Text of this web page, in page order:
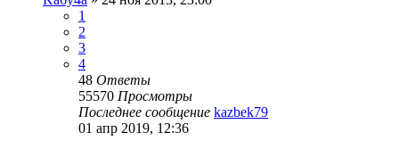
1
2
3
4
48 Ответы
55570 Просмотры
Последнее сообщение kazbek79
01 апр 2019, 12:36